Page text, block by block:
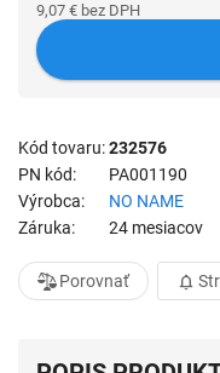
9,07 € bez DPH
Kód tovaru 232576
PN kód
PA001190
Výrobca
NO NAME
Záruka
24 mesiacov
Porovnať